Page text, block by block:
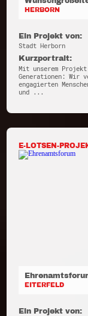
HERBORN
Ein Projekt von:
Stadt Herborn
Kurzportrait:
Mit unserem
Generationen: Wir
engagierten
und ...
E-LOTSEN-
EITERFELD
Ein Projekt von: